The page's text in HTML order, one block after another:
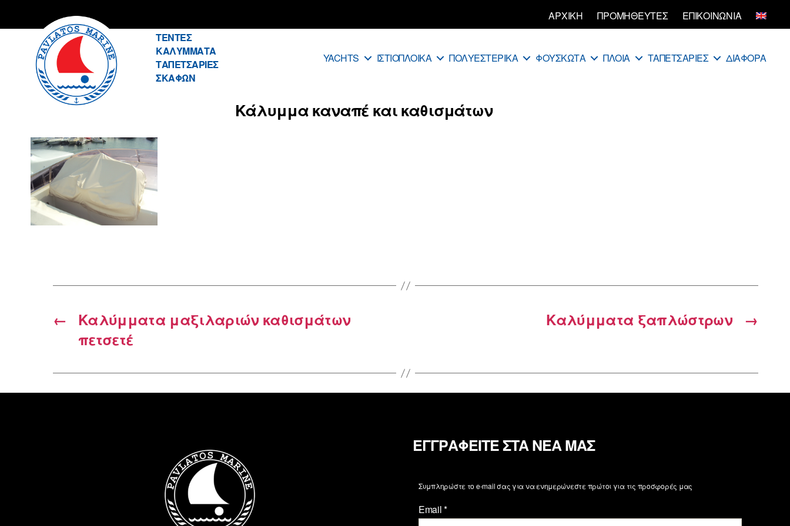
ΑΡΧΙΚΗ ΠΡΟΜΗΘΕΥΤΕΣ ΕΠΙΚΟΙΝΩΝΙΑ
Pavlatos
ΤΕΝΤΕΣ
ΚΑΛΥΜΜΑΤΑ
ΤΑΠΕΤΣΑΡΙΕΣ
ΣΚΑΦΩΝ
YACHTS ΙΣΤΙΟΠΛΟΙΚΑ ΠΟΛΥΕΣΤΕΡΙΚΑ ΦΟΥΣΚΩΤΑ ΠΛΟΙΑ ΤΑΠΕΤΣΑΡΙΕΣ ΔΙΑΦΟΡΑ
Κάλυμμα καναπέ και καθισμάτων
←
Καλύμματα μαξιλαριών καθισμάτων
πετσετέ
→
Καλύμματα ξαπλώστρων
ΕΓΓΡΑΦΕΙΤΕ ΣΤΑ ΝΕΑ ΜΑΣ
Συμπληρώστε το e-mail σας για να ενημερώνεστε πρώτοι για τις προσφορές μας
Email*